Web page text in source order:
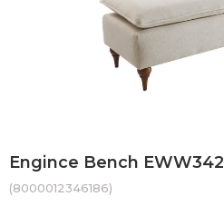
Engince Bench EWW342
(8000012346186)